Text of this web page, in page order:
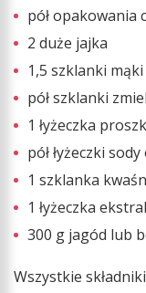
pół opakowania
2 duże jajka
1,5 szklanki
pół szklanki
1 łyżeczka
pół łyżeczki
1 szklanka
1 łyżeczka
300 g jagód lub
Wszystkie